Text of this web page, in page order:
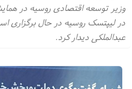
وزیر توسعه اقتصادی روسیه در
در لیپتسک روسیه در حال
عبدالملکی دیدار کرد.